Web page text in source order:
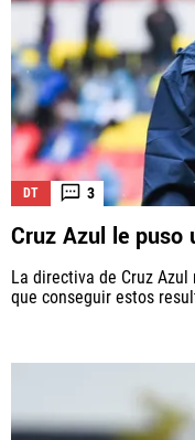
DT 3
Cruz Azul le puso
La directiva de Cruz
que conseguir estos